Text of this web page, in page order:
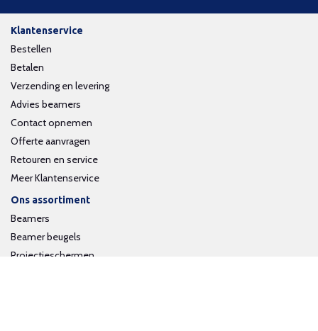
Klantenservice
Bestellen
Betalen
Verzending en levering
Advies beamers
Contact opnemen
Offerte aanvragen
Retouren en service
Meer Klantenservice
Ons assortiment
Beamers
Beamer beugels
Projectieschermen